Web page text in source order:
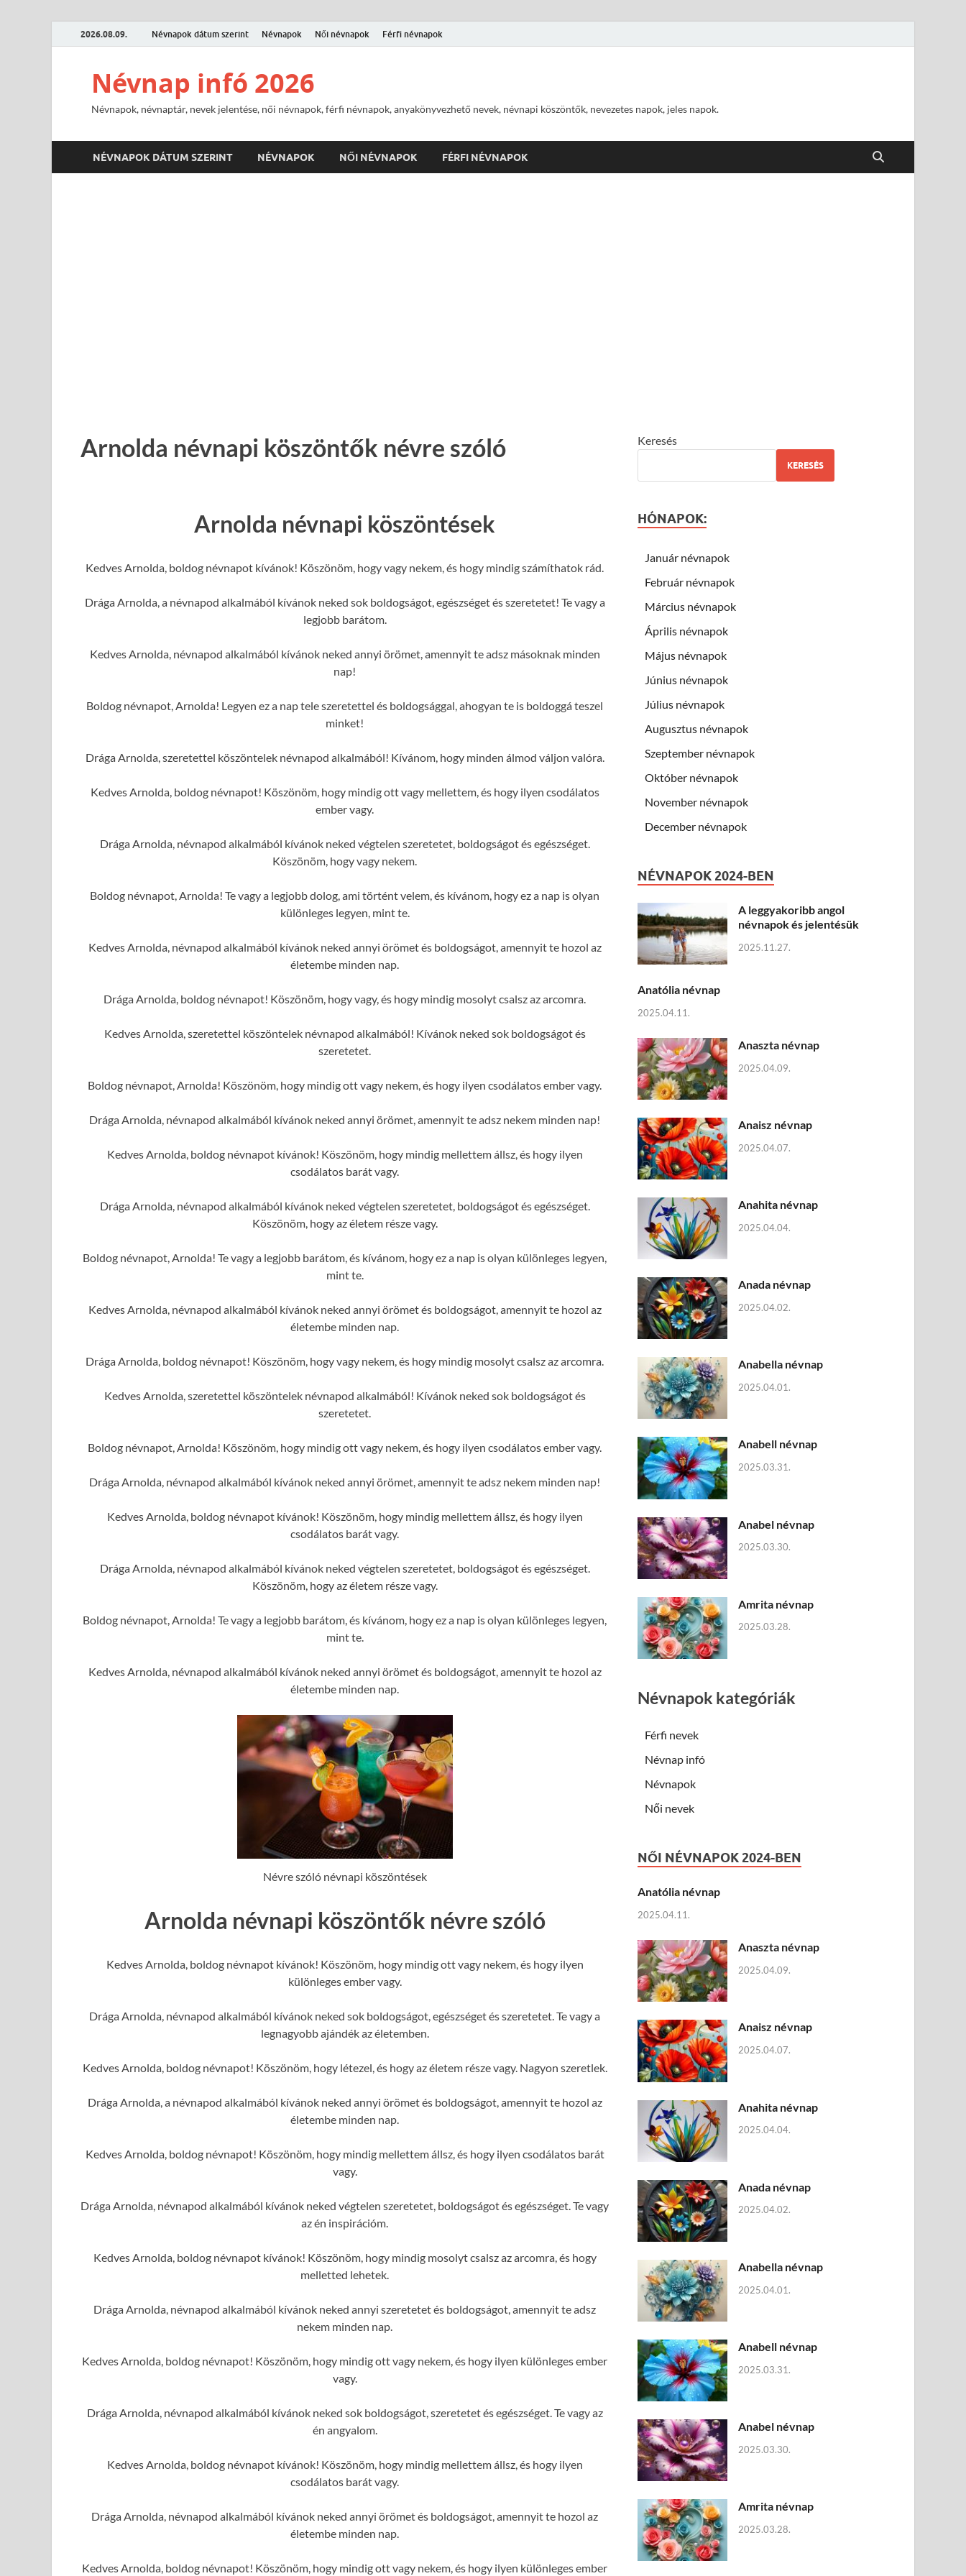
2026.08.09. Névnapok dátum szerint Névnapok Női névnapok Férfi névnapok
Névnap infó 2026
Névnapok, névnaptár, nevek jelentése, női névnapok, férfi névnapok, anyakönyvezhető nevek, névnapi köszöntők, nevezetes napok, jeles napok.
NÉVNAPOK DÁTUM SZERINT NÉVNAPOK NŐI NÉVNAPOK FÉRFI NÉVNAPOK
Arnolda névnapi köszöntők névre szóló
Arnolda névnapi köszöntések
Kedves Arnolda, boldog névnapot kívánok! Köszönöm, hogy vagy nekem, és hogy mindig számíthatok rád.
Drága Arnolda, a névnapod alkalmából kívánok neked sok boldogságot, egészséget és szeretetet! Te vagy a
legjobb barátom.
Kedves Arnolda, névnapod alkalmából kívánok neked annyi örömet, amennyit te adsz másoknak minden
nap!
Boldog névnapot, Arnolda! Legyen ez a nap tele szeretettel és boldogsággal, ahogyan te is boldoggá teszel
minket!
Drága Arnolda, szeretettel köszöntelek névnapod alkalmából! Kívánom, hogy minden álmod váljon valóra.
Kedves Arnolda, boldog névnapot! Köszönöm, hogy mindig ott vagy mellettem, és hogy ilyen csodálatos
ember vagy.
Drága Arnolda, névnapod alkalmából kívánok neked végtelen szeretetet, boldogságot és egészséget.
Köszönöm, hogy vagy nekem.
Boldog névnapot, Arnolda! Te vagy a legjobb dolog, ami történt velem, és kívánom, hogy ez a nap is olyan
különleges legyen, mint te.
Kedves Arnolda, névnapod alkalmából kívánok neked annyi örömet és boldogságot, amennyit te hozol az
életembe minden nap.
Drága Arnolda, boldog névnapot! Köszönöm, hogy vagy, és hogy mindig mosolyt csalsz az arcomra.
Kedves Arnolda, szeretettel köszöntelek névnapod alkalmából! Kívánok neked sok boldogságot és
szeretetet.
Boldog névnapot, Arnolda! Köszönöm, hogy mindig ott vagy nekem, és hogy ilyen csodálatos ember vagy.
Drága Arnolda, névnapod alkalmából kívánok neked annyi örömet, amennyit te adsz nekem minden nap!
Kedves Arnolda, boldog névnapot kívánok! Köszönöm, hogy mindig mellettem állsz, és hogy ilyen
csodálatos barát vagy.
Drága Arnolda, névnapod alkalmából kívánok neked végtelen szeretetet, boldogságot és egészséget.
Köszönöm, hogy az életem része vagy.
Boldog névnapot, Arnolda! Te vagy a legjobb barátom, és kívánom, hogy ez a nap is olyan különleges legyen,
mint te.
Kedves Arnolda, névnapod alkalmából kívánok neked annyi örömet és boldogságot, amennyit te hozol az
életembe minden nap.
Drága Arnolda, boldog névnapot! Köszönöm, hogy vagy nekem, és hogy mindig mosolyt csalsz az arcomra.
Kedves Arnolda, szeretettel köszöntelek névnapod alkalmából! Kívánok neked sok boldogságot és
szeretetet.
Boldog névnapot, Arnolda! Köszönöm, hogy mindig ott vagy nekem, és hogy ilyen csodálatos ember vagy.
Drága Arnolda, névnapod alkalmából kívánok neked annyi örömet, amennyit te adsz nekem minden nap!
Kedves Arnolda, boldog névnapot kívánok! Köszönöm, hogy mindig mellettem állsz, és hogy ilyen
csodálatos barát vagy.
Drága Arnolda, névnapod alkalmából kívánok neked végtelen szeretetet, boldogságot és egészséget.
Köszönöm, hogy az életem része vagy.
Boldog névnapot, Arnolda! Te vagy a legjobb barátom, és kívánom, hogy ez a nap is olyan különleges legyen,
mint te.
Kedves Arnolda, névnapod alkalmából kívánok neked annyi örömet és boldogságot, amennyit te hozol az
életembe minden nap.
Névre szóló névnapi köszöntések
Arnolda névnapi köszöntők névre szóló
Kedves Arnolda, boldog névnapot kívánok! Köszönöm, hogy mindig ott vagy nekem, és hogy ilyen
különleges ember vagy.
Drága Arnolda, névnapod alkalmából kívánok neked sok boldogságot, egészséget és szeretetet. Te vagy a
legnagyobb ajándék az életemben.
Kedves Arnolda, boldog névnapot! Köszönöm, hogy létezel, és hogy az életem része vagy. Nagyon szeretlek.
Drága Arnolda, a névnapod alkalmából kívánok neked annyi örömet és boldogságot, amennyit te hozol az
életembe minden nap.
Kedves Arnolda, boldog névnapot! Köszönöm, hogy mindig mellettem állsz, és hogy ilyen csodálatos barát
vagy.
Drága Arnolda, névnapod alkalmából kívánok neked végtelen szeretetet, boldogságot és egészséget. Te vagy
az én inspirációm.
Kedves Arnolda, boldog névnapot kívánok! Köszönöm, hogy mindig mosolyt csalsz az arcomra, és hogy
melletted lehetek.
Drága Arnolda, névnapod alkalmából kívánok neked annyi szeretetet és boldogságot, amennyit te adsz
nekem minden nap.
Kedves Arnolda, boldog névnapot! Köszönöm, hogy mindig ott vagy nekem, és hogy ilyen különleges ember
vagy.
Drága Arnolda, névnapod alkalmából kívánok neked sok boldogságot, szeretetet és egészséget. Te vagy az
én angyalom.
Kedves Arnolda, boldog névnapot kívánok! Köszönöm, hogy mindig mellettem állsz, és hogy ilyen
csodálatos barát vagy.
Drága Arnolda, névnapod alkalmából kívánok neked annyi örömet és boldogságot, amennyit te hozol az
életembe minden nap.
Kedves Arnolda, boldog névnapot! Köszönöm, hogy mindig ott vagy nekem, és hogy ilyen különleges ember
Keresés
KERESÉS
HÓNAPOK:
Január névnapok
Február névnapok
Március névnapok
Április névnapok
Május névnapok
Június névnapok
Július névnapok
Augusztus névnapok
Szeptember névnapok
Október névnapok
November névnapok
December névnapok
NÉVNAPOK 2024-BEN
A leggyakoribb angol
névnapok és jelentésük
2025.11.27.
Anatólia névnap
2025.04.11.
Anaszta névnap
2025.04.09.
Anaisz névnap
2025.04.07.
Anahita névnap
2025.04.04.
Anada névnap
2025.04.02.
Anabella névnap
2025.04.01.
Anabell névnap
2025.03.31.
Anabel névnap
2025.03.30.
Amrita névnap
2025.03.28.
Névnapok kategóriák
Férfi nevek
Névnap infó
Névnapok
Női nevek
NŐI NÉVNAPOK 2024-BEN
Anatólia névnap
2025.04.11.
Anaszta névnap
2025.04.09.
Anaisz névnap
2025.04.07.
Anahita névnap
2025.04.04.
Anada névnap
2025.04.02.
Anabella névnap
2025.04.01.
Anabell névnap
2025.03.31.
Anabel névnap
2025.03.30.
Amrita névnap
2025.03.28.